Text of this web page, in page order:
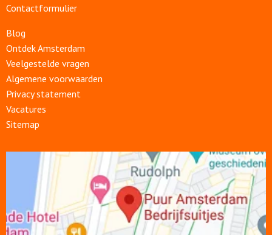
Contactformulier
Blog
Ontdek Amsterdam
Veelgestelde vragen
Algemene voorwaarden
Privacy statement
Vacatures
Sitemap